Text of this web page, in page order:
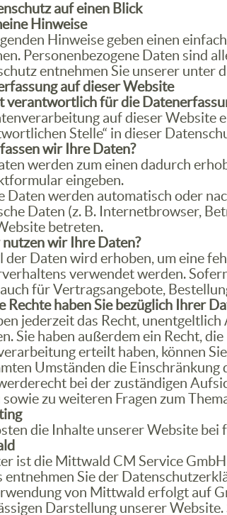
auf einen Blick
Hinweise
Hinweise geben einen
Personenbezogene Daten sind
entnehmen Sie unserer unter
auf dieser Website
verantwortlich für die
auf dieser Website
Stelle“ in dieser
wir Ihre Daten?
werden zum einen dadurch
eingeben.
Daten werden automatisch oder
Daten (z. B. Internetbrowser,
betreten.
wir Ihre Daten?
der Daten wird erhoben, um eine
verwendet werden.
für Vertragsangebote,
Rechte haben Sie bezüglich Ihrer
jederzeit das Recht,
Sie haben außerdem ein Recht,
erteilt haben, können
Umständen die
bei der zuständigen
sowie zu weiteren Fragen zum
die Inhalte unserer Website bei
ist die Mittwald CM Service
entnehmen Sie der
von Mittwald erfolgt auf
Darstellung unserer